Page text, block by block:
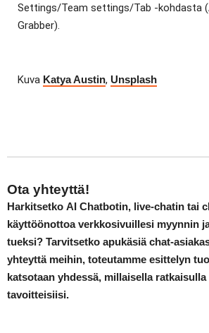
Settings/Team settings/Tab -kohdasta
Grabber).
Kuva Katya Austin, Unsplash
Ota yhteyttä!
Harkitsetko AI Chatbotin, live-chatin tai
käyttöönottoa verkkosivuillesi myynnin
tueksi? Tarvitsetko apukäsiä chat-
yhteyttä meihin, toteutamme esittelyn
katsotaan yhdessä, millaisella
tavoitteisiisi.